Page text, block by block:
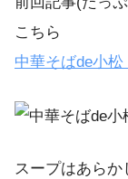
こちら
中華そばde小松
スープはあら